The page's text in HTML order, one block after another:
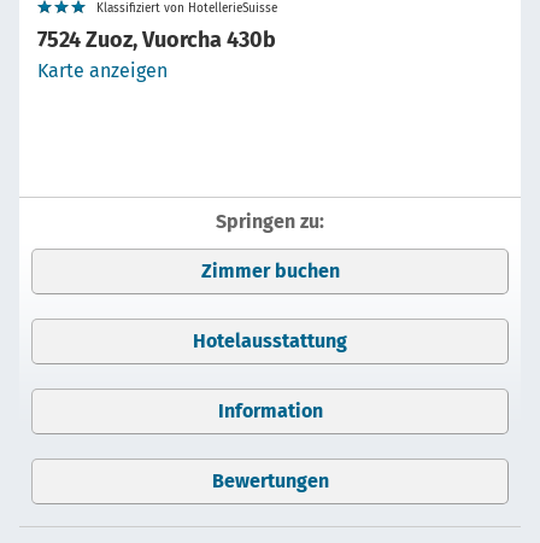
Klassifiziert von HotellerieSuisse
7524 Zuoz, Vuorcha 430b
Karte anzeigen
Springen zu:
Zimmer buchen
Hotelausstattung
Information
Bewertungen